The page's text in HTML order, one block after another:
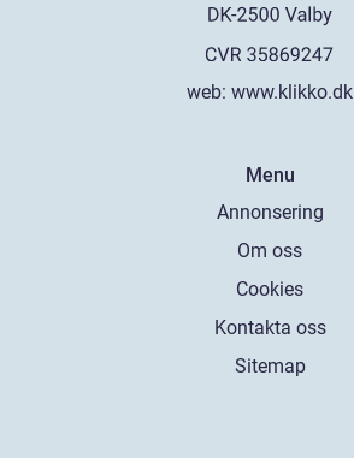
web: www.klikko.dk
Menu
Annonsering
Om oss
Cookies
Kontakta oss
Sitemap